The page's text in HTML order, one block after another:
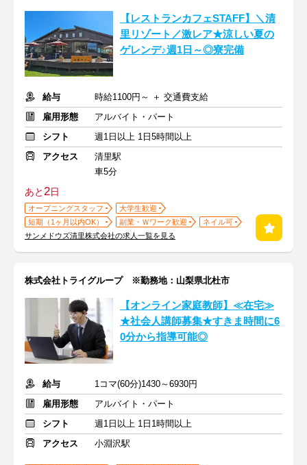
【レストランカフェSTAFF】＼清
里リゾート／激レア★涼しい夏の
ゲレンデ♪週1日～◎寮完備
給与
時給1100円～ ＋ 交通費支給
雇用形態
アルバイト・パート
シフト
週1日以上 1日5時間以上
アクセス
清里駅
車5分
あと2日
オープニングスタッフ
大学生歓迎
短期（1ヶ月以内OK）
副業・Ｗワーク歓迎
ネイル可
サンメドウズ清里株式会社の求人一覧を見る
株式会社トライグループ ※勤務地：山梨県北杜市
【オンライン家庭教師】≪在宅≫
★社会人講師募集★すきま時間に6
0分から指導可能◎
給与
1コマ(60分)1430～6930円
雇用形態
アルバイト・パート
シフト
週1日以上 1日1時間以上
アクセス
小淵沢駅